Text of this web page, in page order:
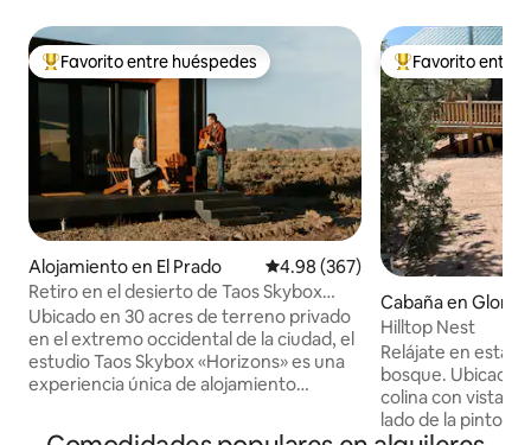
Favorito entre huéspedes preferido
Favorito entre huéspedes
Alojamiento en El Prado Calificación promedio: 4.98 de
4.98 (367)
Retiro en el desierto de Taos Skybox
«Horizons»
Ubicado en 30 acres de terreno privado
en el extremo occidental de la ciudad, el
estudio Taos Skybox «Horizons» es una
experiencia única de alojamiento
para aprovechar los cielos oscuros y las
Favorito entre
Favorito entre
Cabaña en
Hilltop Nest
Relájate en esta
bosque.
colina con vistas
lado de la